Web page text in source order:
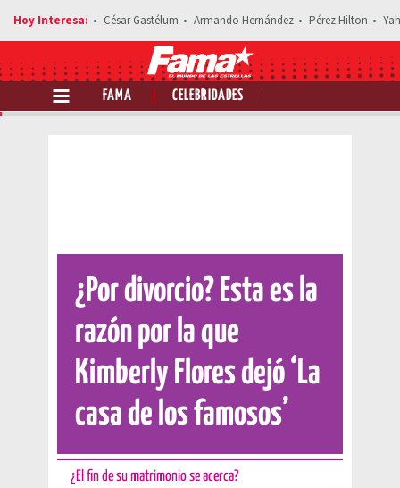
César Gastélum Armando Hernández Pérez Hilton
FAMA CELEBRIDADES
Comparte esta noticia
¿Por divorcio? Esta es la
razón por la que
Kimberly Flores dejó ‘La
casa de los famosos’
¿El fin de su matrimonio se acerca?